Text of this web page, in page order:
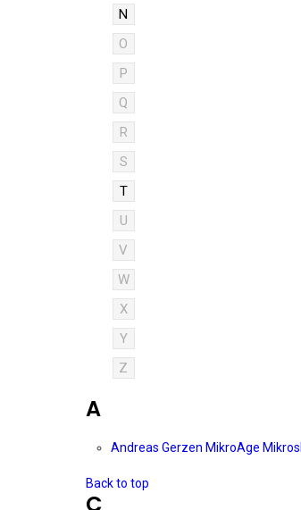
N
O
P
Q
R
S
T
U
V
W
X
Y
Z
A
Andreas Gerzen MikroAge
Back to top